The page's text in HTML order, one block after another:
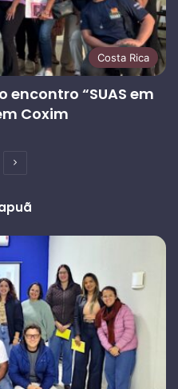
Costa Rica
“SUAS em
Coxim
Próxima